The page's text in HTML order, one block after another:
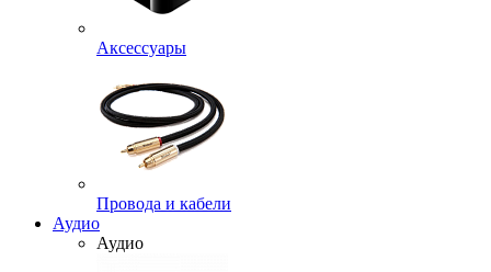
Аксессуары
Провода и кабели
Аудио
Аудио